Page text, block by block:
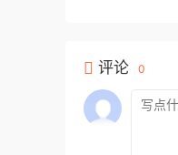
评论 0